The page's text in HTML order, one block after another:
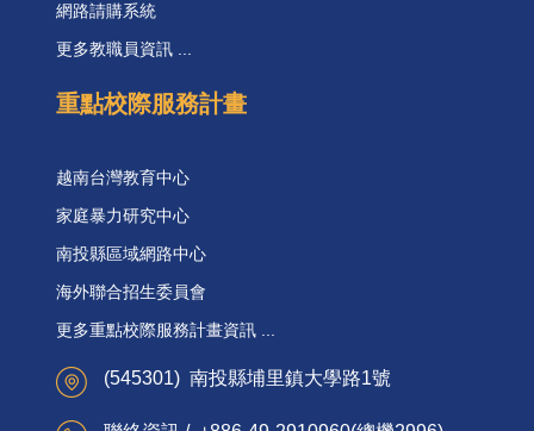
網路請購系統
更多教職員資訊 ...
重點校際服務計畫
越南台灣教育中心
家庭暴力研究中心
南投縣區域網路中心
海外聯合招生委員會
更多重點校際服務計畫資訊 ...
(545301) 南投縣埔里鎮大學路1號